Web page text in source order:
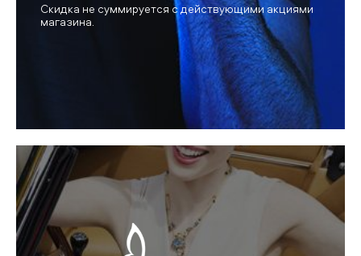
Скидка не суммируется с действующими акциями
магазина.